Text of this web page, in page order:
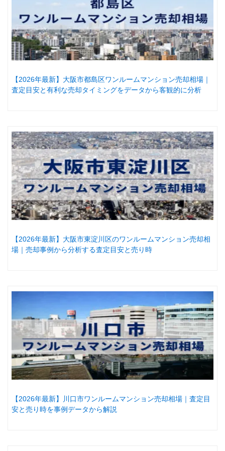
【2026年最新】大阪市都島区ワンルームマンション売却相場｜
査定目安と有利な売却タイミングをデータから客観的に分析
【2026年最新】大阪市東淀川区のワンルームマンション売却相
場｜売却事例から分析する査定目安と売り時
【2026年最新】川口市ワンルームマンション売却相場｜査定目
安と売り時を事例データから解説